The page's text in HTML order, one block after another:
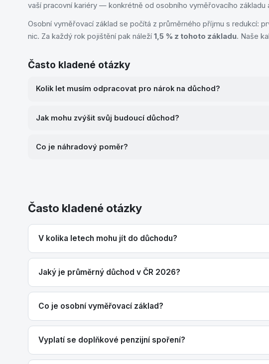
vaší pracovní kariéry — konkrétně od osobního vyměřovacího základu
Osobní vyměřovací základ se počítá z průměrného příjmu s redukcí:
nic. Za každý rok pojištění pak náleží 1,5 % z tohoto základu. Naše
Často kladené otázky
Kolik let musím odpracovat pro nárok na důchod?
Jak mohu zvýšit svůj budoucí důchod?
Co je náhradový poměr?
Často kladené otázky
V kolika letech mohu jít do důchodu?
Jaký je průměrný důchod v ČR 2026?
Co je osobní vyměřovací základ?
Vyplatí se doplňkové penzijní spoření?